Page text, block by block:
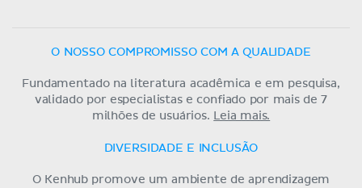
O NOSSO COMPROMISSO COM A QUALIDADE
Fundamentado na literatura acadêmica e em pesquisa,
validado por especialistas e confiado por mais de 7
milhões de usuários. Leia mais.
DIVERSIDADE E INCLUSÃO
O Kenhub promove um ambiente de aprendizagem